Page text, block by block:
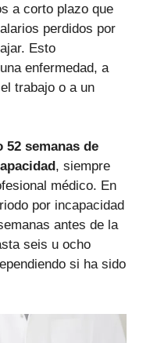
a corto plazo que
perdidos por
Esto
enfermedad, a
trabajo o a un
semanas de
, siempre
médico. En
por incapacidad
antes de la
seis u ocho
si ha sido